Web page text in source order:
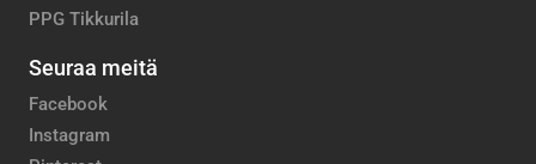
PPG Tikkurila
Seuraa meitä
Facebook
Instagram